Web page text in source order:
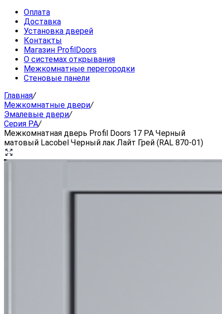
Оплата
Доставка
Установка дверей
Контакты
Магазин ProfilDoors
О системах открывания
Межкомнатные перегородки
Стеновые панели
Главная/
Межкомнатные двери/
Эмалевые двери/
Серия PA/
Межкомнатная дверь Profil Doors 17 PA Черный
матовый Lacobel Черный лак Лайт Грей (RAL 870-01)